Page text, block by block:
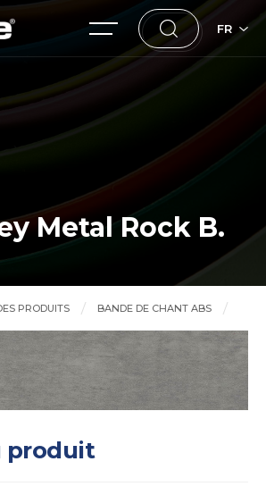
FR
Metal Rock B.
PRODUITS BANDE DE CHANT ABS
B.
produit